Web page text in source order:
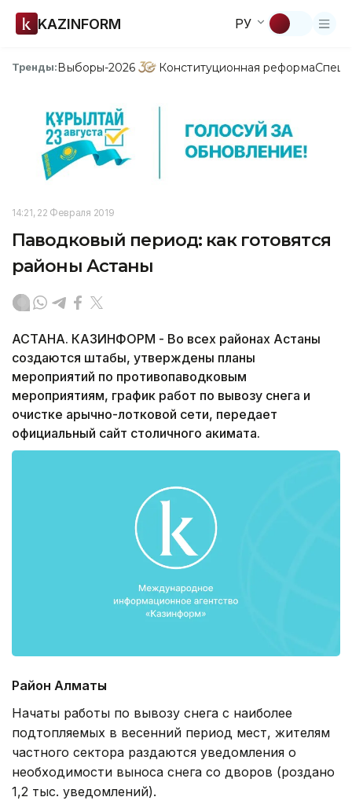
KAZINFORM РУ
Тренды:Выборы-2026 Конституционная реформа
14:21, 22 Февраля 2019
Паводковый период: как готовятся
районы Астаны
АСТАНА. КАЗИНФОРМ - Во всех районах Астаны
создаются штабы, утверждены планы
мероприятий по противопаводковым
мероприятиям, график работ по вывозу снега и
очистке арычно-лотковой сети, передает
официальный сайт столичного акимата.
Район Алматы
Начаты работы по вывозу снега с наиболее
подтопляемых в весенний период мест, жителям
частного сектора раздаются уведомления о
необходимости выноса снега со дворов (роздано
1,2 тыс. уведомлений).